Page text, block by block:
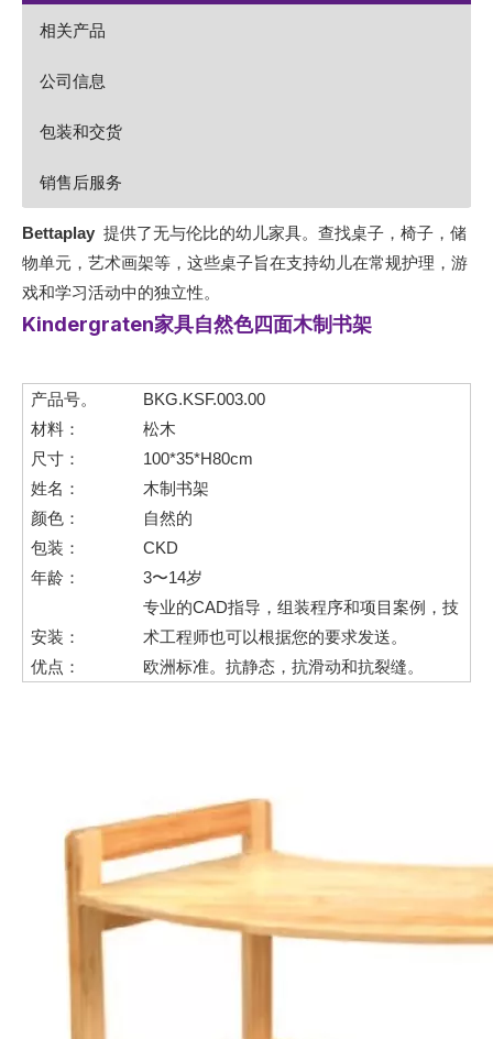
相关产品
公司信息
包装和交货
销售后服务
Bettaplay 提供了无与伦比的幼儿家具。查找桌子，椅子，储
物单元，艺术画架等，这些桌子旨在支持幼儿在常规护理，游
戏和学习活动中的独立性。
Kindergraten家具自然色四面木制书架
产品号。
BKG.KSF.003.00
材料：
松木
尺寸：
100*35*H80cm
姓名：
木制书架
颜色：
自然的
包装：
CKD
年龄：
3〜14岁
安装：
专业的CAD指导，组装程序和项目案例，技
术工程师也可以根据您的要求发送。
优点：
欧洲标准。抗静态，抗滑动和抗裂缝。